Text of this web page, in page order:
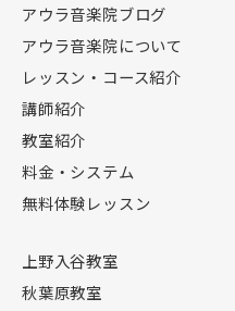
アウラ音楽院ブログ
アウラ音楽院について
レッスン・コース紹介
講師紹介
教室紹介
料金・システム
無料体験レッスン
上野入谷教室
秋葉原教室